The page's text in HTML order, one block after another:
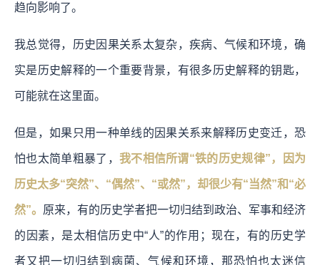
趋向影响了。
我总觉得，历史因果关系太复杂，疾病、气候和环境，确
实是历史解释的一个重要背景，有很多历史解释的钥匙，
可能就在这里面。
但是，如果只用一种单线的因果关系来解释历史变迁，恐
怕也太简单粗暴了， 我不相信所谓“铁的历史规律”，因为
历史太多“突然”、“偶然”、“或然”，却很少有“当然”和“必
然”。 原来，有的历史学者把一切归结到政治、军事和经济
的因素，是太相信历史中“人”的作用；现在，有的历史学
者又把一切归结到病菌、气候和环境，那恐怕也太迷信